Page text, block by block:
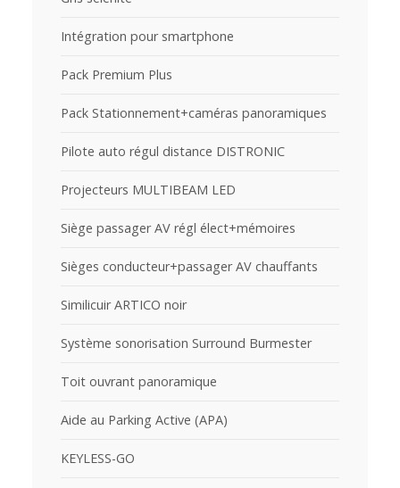
Intégration pour smartphone
Pack Premium Plus
Pack Stationnement+caméras panoramiques
Pilote auto régul distance DISTRONIC
Projecteurs MULTIBEAM LED
Siège passager AV régl élect+mémoires
Sièges conducteur+passager AV chauffants
Similicuir ARTICO noir
Système sonorisation Surround Burmester
Toit ouvrant panoramique
Aide au Parking Active (APA)
KEYLESS-GO